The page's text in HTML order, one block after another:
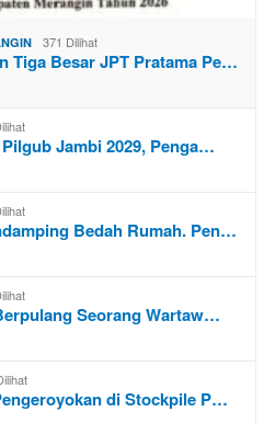
371 Dilihat
Tiga Besar JPT Pratama Pe…
Jambi 2029, Penga…
Bedah Rumah. Pen…
Seorang Wartaw…
di Stockpile P…